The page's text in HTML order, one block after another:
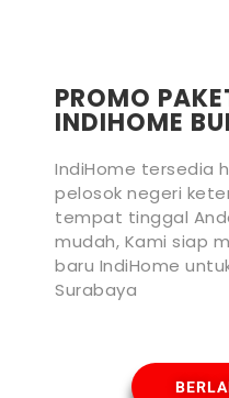
PROMO
INDIHOME
IndiHome tersedia
pelosok negeri
tempat tinggal
mudah, Kami siap
baru IndiHome
Surabaya